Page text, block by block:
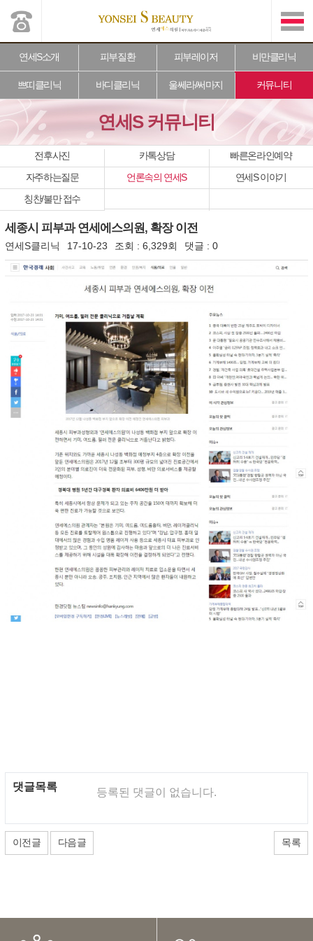
연세S소개 피부질환 피부레이저 비만클리닉
쁘띠클리닉 바디클리닉 울쎄라/써마지 커뮤니티
연세S 커뮤니티
전후사진 카톡상담
빠른온라인예약
자주하는질문
언론속의 연세S
연세S 이야기
칭찬/불만 접수
세종시 피부과 연세에스의원, 확장 이전
연세S클리닉 17-10-23 조회 : 6,329회 댓글 : 0
본문
댓글목록 등록된 댓글이 없습니다.
이전글 다음글 목록